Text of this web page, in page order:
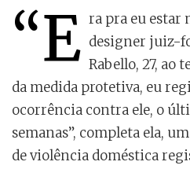
“E ra pra eu estar
designer juiz-
Rabello, 27, ao
da medida protetiva, eu
ocorrência contra ele, o
semanas”, completa ela,
de violência doméstica